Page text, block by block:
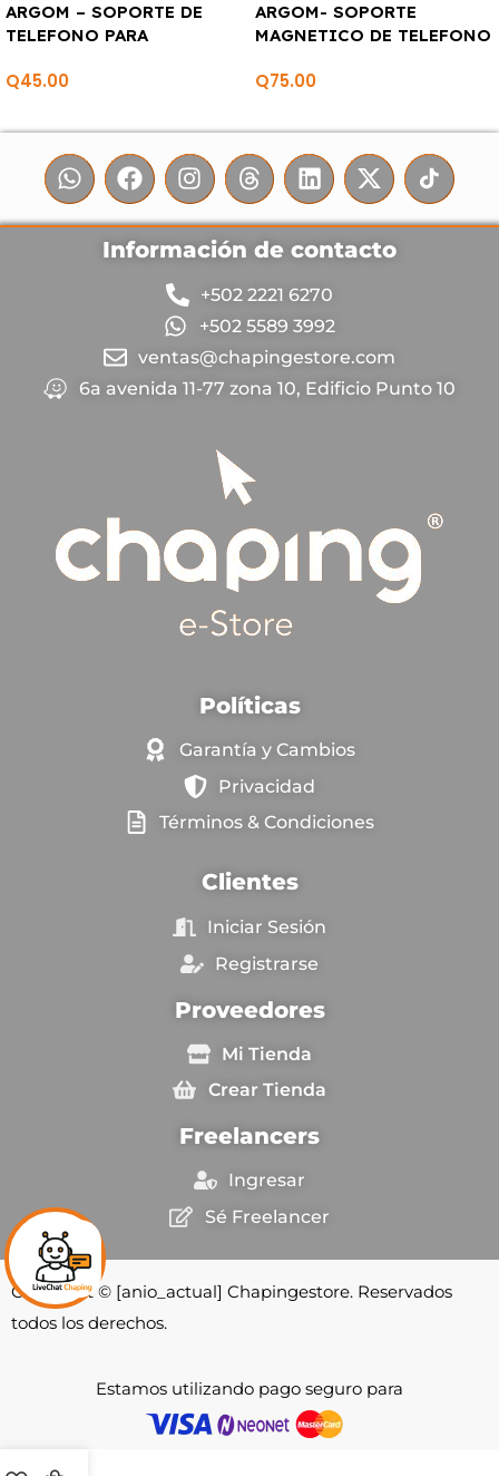
ARGOM – SOPORTE DE
TELEFONO PARA
MOTOCICLETA
Q45.00
ARGOM- SOPORTE
MAGNETICO DE TELEFONO
Q75.00
Información de contacto
+502 2221 6270
+502 5589 3992
ventas@chapingestore.com
6a avenida 11-77 zona 10, Edificio Punto 10
Políticas
Garantía y Cambios
Privacidad
Términos & Condiciones
Clientes
Iniciar Sesión
Registrarse
Proveedores
Mi Tienda
Crear Tienda
Freelancers
Ingresar
Sé Freelancer
Copyright © [anio_actual] Chapingestore. Reservados
todos los derechos.
Estamos utilizando pago seguro para